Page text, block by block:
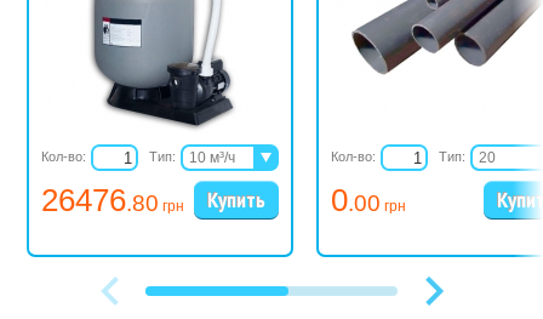
26476.80 грн
Кол-во: Тип:
10 м³/ч
11,5 м³/ч
16 м³/ч
0.00 грн
Кол-во: Тип:
20
25
32